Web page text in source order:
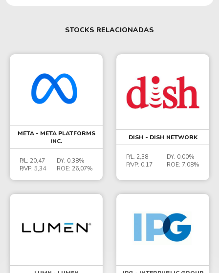
STOCKS RELACIONADAS
META - META PLATFORMS
INC.
P/L: 20,47
P/VP: 5,34
DY: 0,38%
ROE: 26,07%
DISH - DISH NETWORK
P/L: 2,38
P/VP: 0,17
DY: 0,00%
ROE: 7,08%